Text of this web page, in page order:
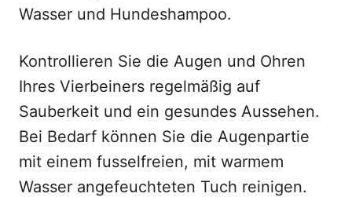
Wasser und Hundeshampoo.
Kontrollieren Sie die Augen und Ohren
Ihres Vierbeiners regelmäßig auf
Sauberkeit und ein gesundes Aussehen.
Bei Bedarf können Sie die Augenpartie
mit einem fusselfreien, mit warmem
Wasser angefeuchteten Tuch reinigen.